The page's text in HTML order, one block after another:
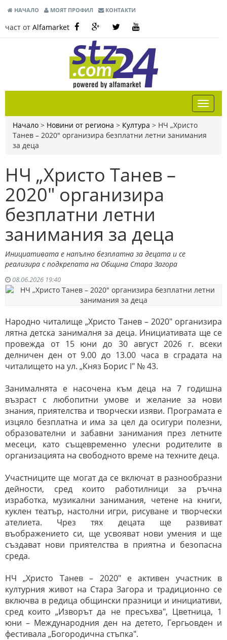
НАЧАЛО МОЯТ ПРОФИЛ КОНТАКТИ
част от Alfamarket
Начало > Новини от региона > Култура > НЧ „Христо
Танев – 2020" организира безплатни летни занимания
за деца
НЧ „Христо Танев –
2020" организира
безплатни летни
занимания за деца
Инициативата е напълно безплатна за децата и се
реализира с подкрепата на Община Стара Загора
08.06.2026 19:40
Народно читалище „Христо Танев – 2020" организира
лятна детска занималня за деца. Инициативата ще се
провежда от 15 юни до 30 август 2026 г. всеки
делничен ден от 9.00 до 13.00 часа в сградата на
читалището на ул. „Княз Борис I" № 43.
Занималнята е насочена към деца на 7 годишна
възраст с любопитни умове и желание за нови
знания, приятелства и творчески изяви. Програмата е
изцяло безплатна и има за цел да осигури полезни,
образователни и забавни занимания през летните
месеци, като същевременно улесни родителите в
организацията на свободното време на техните деца.
Участниците ще могат да се включат в разнообразни
дейности, сред които работилници за ръчна
изработка, музикални занимания, четене на книги,
куклен театър, настолни игри, рисуване и творчески
ателиета. Чрез тях децата ще развиват
въображението си, ще усвояват нови умения и ще
създават нови приятелства в приятна и безопасна
среда.
НЧ „Христо Танев – 2020" е активен участник в
културния живот на Стара Загора и традиционно се
включва в редица общински празници и инициативи,
сред които „Изворът да не пресъхва", Цветница, 1
юни – Международния ден на детето, Гергьовден и
фестивала „Богородична стъпка".